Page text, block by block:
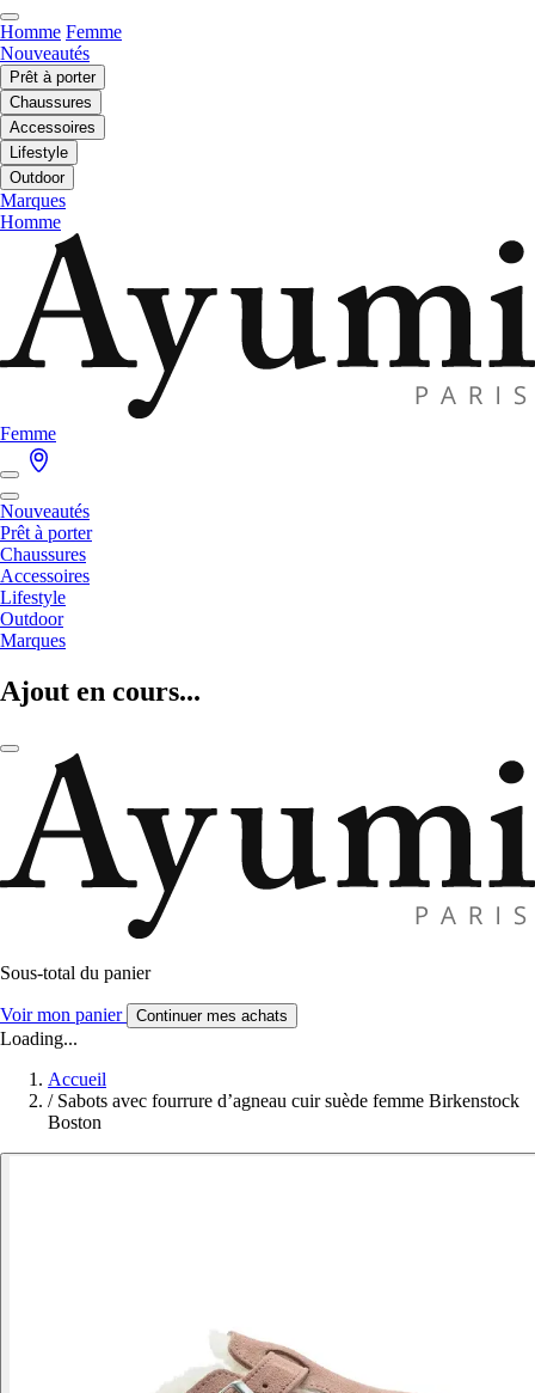
Homme Femme
Nouveautés
Prêt à porter
Chaussures
Accessoires
Lifestyle
Outdoor
Marques
Homme
Femme
Nouveautés
Prêt à porter
Chaussures
Accessoires
Lifestyle
Outdoor
Marques
Ajout en cours...
Sous-total du panier
Voir mon panier Continuer mes achats
Loading...
Accueil
/ Sabots avec fourrure d’agneau cuir suède femme Birkenstock
Boston